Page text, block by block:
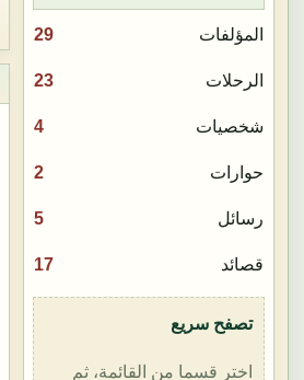
المؤلفات 29
الرحلات 23
شخصيات 4
حوارات 2
رسائل 5
قصائد 17
تصفح سريع
اختر قسما من القائمة، ثم